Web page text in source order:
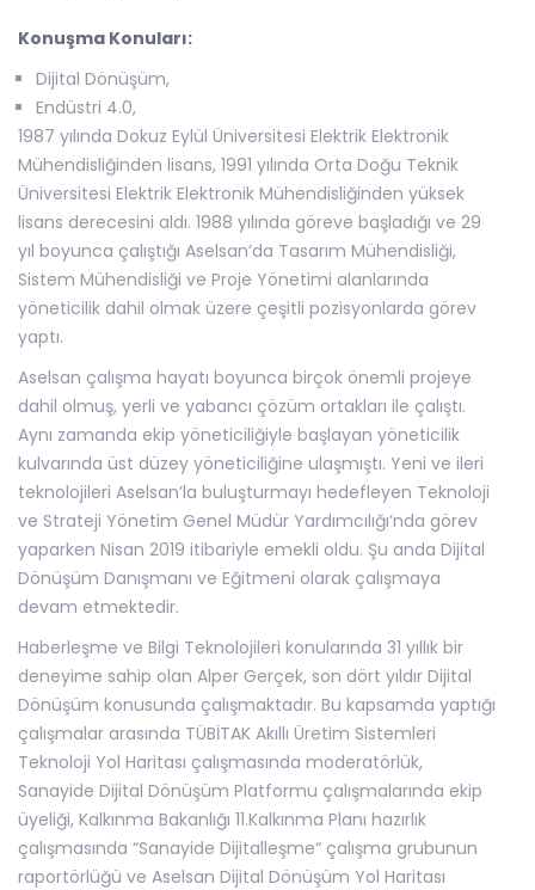
Konuşma Konuları:
Dijital Dönüşüm,
Endüstri 4.0,
1987 yılında Dokuz Eylül Üniversitesi Elektrik Elektronik
Mühendisliğinden lisans, 1991 yılında Orta Doğu Teknik
Üniversitesi Elektrik Elektronik Mühendisliğinden yüksek
lisans derecesini aldı. 1988 yılında göreve başladığı ve 29
yıl boyunca çalıştığı Aselsan’da Tasarım Mühendisliği,
Sistem Mühendisliği ve Proje Yönetimi alanlarında
yöneticilik dahil olmak üzere çeşitli pozisyonlarda görev
yaptı.
Aselsan çalışma hayatı boyunca birçok önemli projeye
dahil olmuş, yerli ve yabancı çözüm ortakları ile çalıştı.
Aynı zamanda ekip yöneticiliğiyle başlayan yöneticilik
kulvarında üst düzey yöneticiliğine ulaşmıştı. Yeni ve ileri
teknolojileri Aselsan’la buluşturmayı hedefleyen Teknoloji
ve Strateji Yönetim Genel Müdür Yardımcılığı’nda görev
yaparken Nisan 2019 itibariyle emekli oldu. Şu anda Dijital
Dönüşüm Danışmanı ve Eğitmeni olarak çalışmaya
devam etmektedir.
Haberleşme ve Bilgi Teknolojileri konularında 31 yıllık bir
deneyime sahip olan Alper Gerçek, son dört yıldır Dijital
Dönüşüm konusunda çalışmaktadır. Bu kapsamda yaptığı
çalışmalar arasında TÜBİTAK Akıllı Üretim Sistemleri
Teknoloji Yol Haritası çalışmasında moderatörlük,
Sanayide Dijital Dönüşüm Platformu çalışmalarında ekip
üyeliği, Kalkınma Bakanlığı 11.Kalkınma Planı hazırlık
çalışmasında “Sanayide Dijitalleşme“ çalışma grubunun
raportörlüğü ve Aselsan Dijital Dönüşüm Yol Haritası